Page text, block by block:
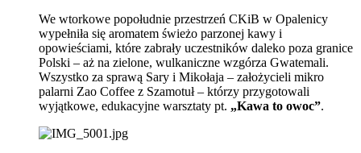
We wtorkowe popołudnie przestrzeń CKiB w Opalenicy
wypełniła się aromatem świeżo parzonej kawy i
opowieściami, które zabrały uczestników daleko poza granice
Polski – aż na zielone, wulkaniczne wzgórza Gwatemali.
Wszystko za sprawą Sary i Mikołaja – założycieli mikro
palarni Zao Coffee z Szamotuł – którzy przygotowali
wyjątkowe, edukacyjne warsztaty pt. „Kawa to owoc”.